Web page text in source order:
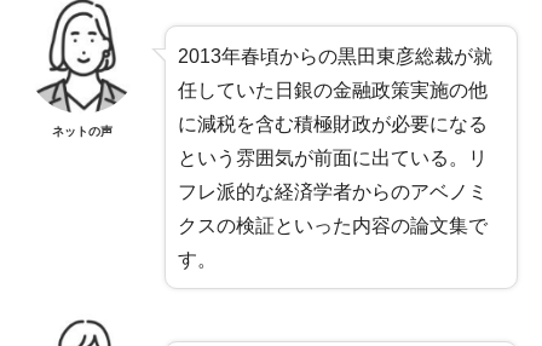
ネットの声
2013年春頃からの黒田東彦総裁が就
任していた日銀の金融政策実施の他
に減税を含む積極財政が必要になる
という雰囲気が前面に出ている。リ
フレ派的な経済学者からのアベノミ
クスの検証といった内容の論文集で
す。